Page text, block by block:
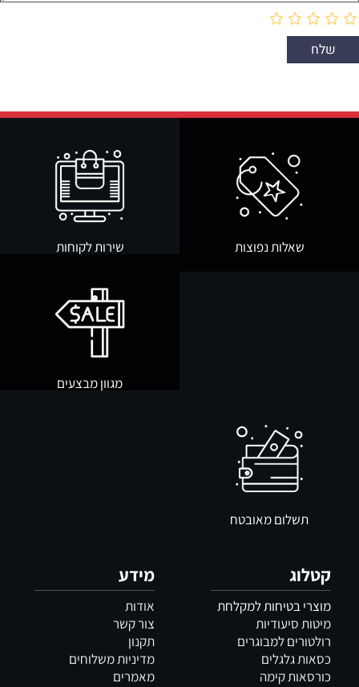
שאלות נפוצות שירות לקוחות
מגוון מבצעים
תשלום מאובטח
קטלוג
מוצרי בטיחות למקלחת
מיטות סיעודיות
רולטורים למבוגרים
כסאות גלגלים
כורסאות קימה
מידע
אודות
צור קשר
תקנון
מדיניות משלוחים
מאמרים